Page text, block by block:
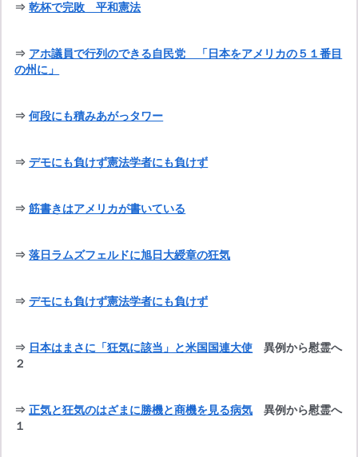
⇒ 乾杯で完敗　平和憲法
⇒ アホ議員で行列のできる自民党　「日本をアメリカの５１番目
の州に」
⇒ 何段にも積みあがっタワー
⇒ デモにも負けず憲法学者にも負けず
⇒ 筋書きはアメリカが書いている
⇒ 落日ラムズフェルドに旭日大綬章の狂気
⇒ デモにも負けず憲法学者にも負けず
⇒ 日本はまさに「狂気に該当」と米国国連大使
異例から慰霊へ
２
⇒ 正気と狂気のはざまに勝機と商機を見る病気
異例から慰霊へ
１